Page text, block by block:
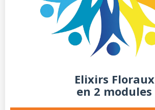
Elixirs Floraux
en 2 modules